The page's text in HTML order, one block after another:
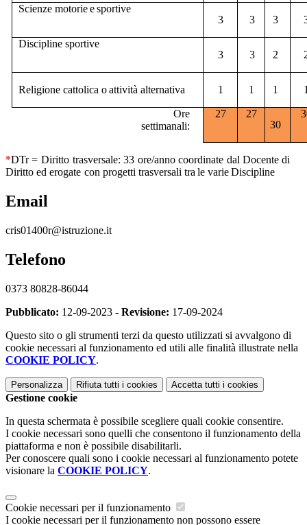
Scienze motorie e sportive
3
3 3
Discipline sportive
3
3 2
Religione cattolica o attività alternativa 1 1 1
Ore
settimanali:
27
27
30
*DTr = Diritto trasversale: 33 ore/anno coordinate dal Docente di
Diritto ed erogate con progetti trasversali tra le varie Discipline
Email
cris01400r@istruzione.it
Telefono
0373 80828-86044
Pubblicato: 12-09-2023 - Revisione: 17-09-2024
Questo sito o gli strumenti terzi da questo utilizzati si avvalgono di
cookie necessari al funzionamento ed utili alle finalità illustrate nella
COOKIE POLICY.
Personalizza Rifiuta tutti i cookies Accetta tutti i cookies
Gestione cookie
In questa schermata è possibile scegliere quali cookie consentire.
I cookie necessari sono quelli che consentono il funzionamento della
piattaforma e non è possibile disabilitarli.
Per conoscere quali sono i cookie necessari al funzionamento potete
visionare la COOKIE POLICY.
Cookie necessari per il funzionamento
I cookie necessari per il funzionamento non possono essere